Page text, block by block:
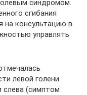
синдромом.
сгибания
на консультацию в
управлять
левой голени.
слева (симптом